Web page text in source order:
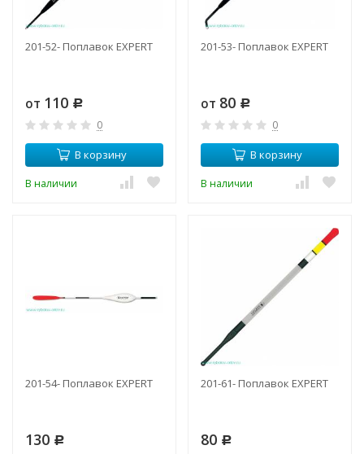
201-52- Поплавок EXPERT
от 110 Р
0
В корзину
В наличии
201-53- Поплавок EXPERT
от 80 Р
0
В корзину
В наличии
201-54- Поплавок EXPERT
130 Р
201-61- Поплавок EXPERT
80 Р